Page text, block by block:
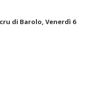
di Barolo, Venerdì 6